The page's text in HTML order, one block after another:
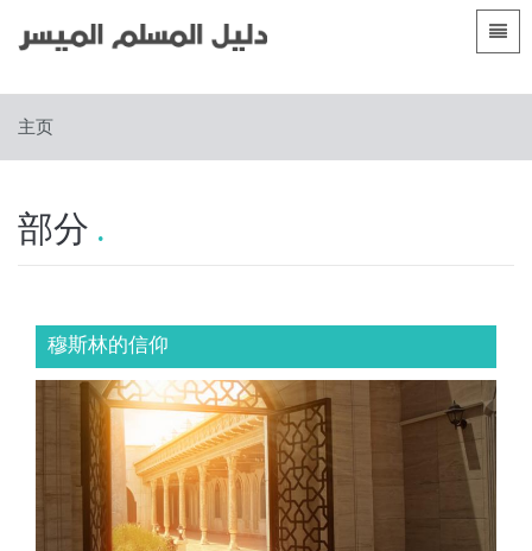
前言
azərbaycan
简体中文
English
Français
Hausa
Bahasa Indonesia
主页
部分
穆斯林的信仰